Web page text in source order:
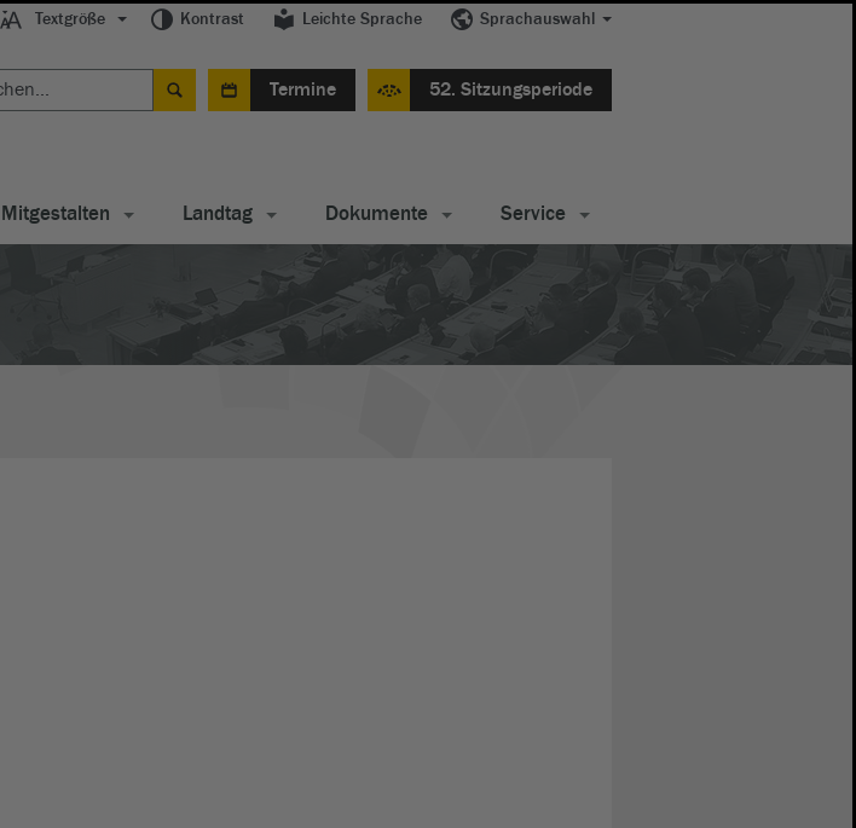
Textgröße Kontrast Leichte Sprache Sprachauswahl
Termine 52. Sitzungsperiode
Mitgestalten Landtag Dokumente Service